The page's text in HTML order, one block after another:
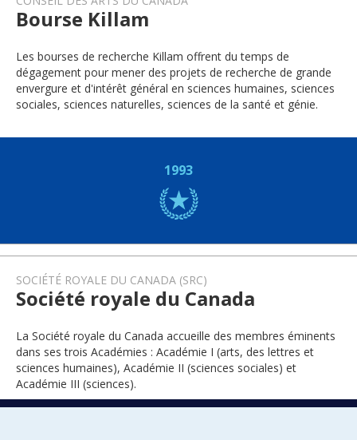
Bourse Killam
Les bourses de recherche Killam offrent du temps de
dégagement pour mener des projets de recherche de grande
envergure et d'intérêt général en sciences humaines, sciences
sociales, sciences naturelles, sciences de la santé et génie.
1993
SOCIÉTÉ ROYALE DU CANADA (SRC)
Société royale du Canada
La Société royale du Canada accueille des membres éminents
dans ses trois Académies : Académie I (arts, des lettres et
sciences humaines), Académie II (sciences sociales) et
Académie III (sciences).